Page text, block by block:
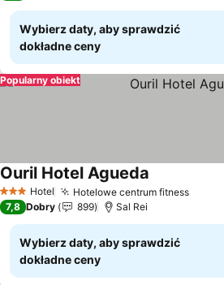
Wybierz daty, aby sprawdzić
dokładne ceny
Popularny obiekt
3 Kategoria
Hotel Hotelowe centrum fitness
Ouril Hotel Agueda
7,8 Dobry 899 Sal Rei
Wybierz daty, aby sprawdzić
dokładne ceny